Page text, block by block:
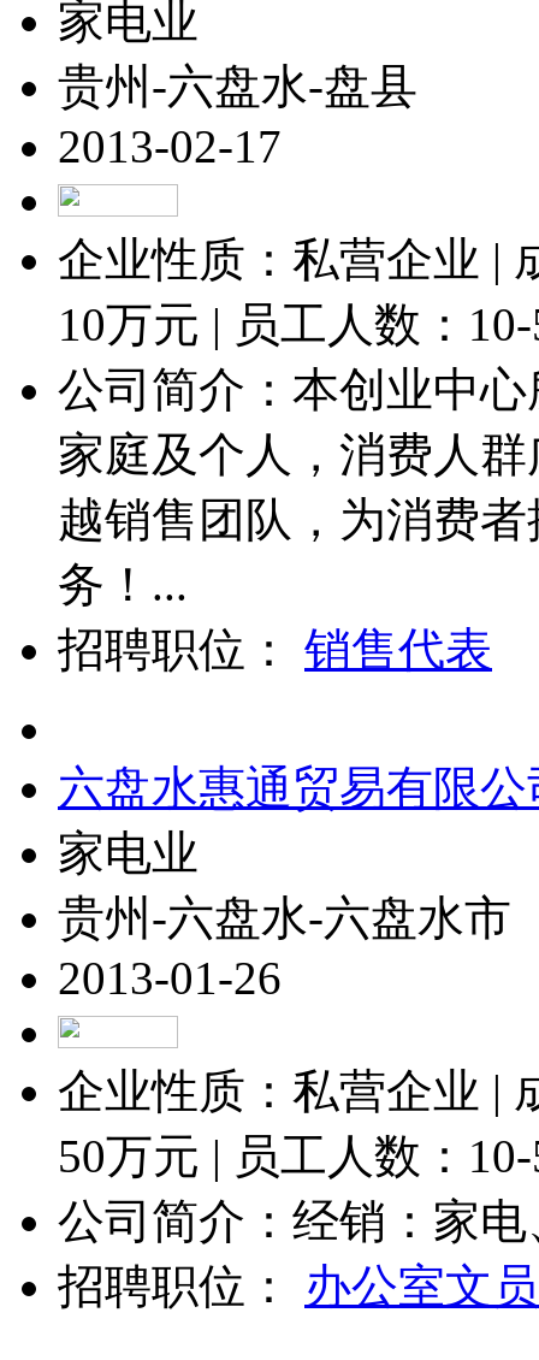
家电业
贵州-六盘水-盘县
2013-02-17
企业性质：私营企业 |
10万元 | 员工人数：
公司简介：本创业中
家庭及个人，消费人
越销售团队，为消费
务！...
招聘职位： 销售代表
六盘水惠通贸易有限公
家电业
贵州-六盘水-六盘水市
2013-01-26
企业性质：私营企业 |
50万元 | 员工人数：
公司简介：经销：家
招聘职位： 办公室文员